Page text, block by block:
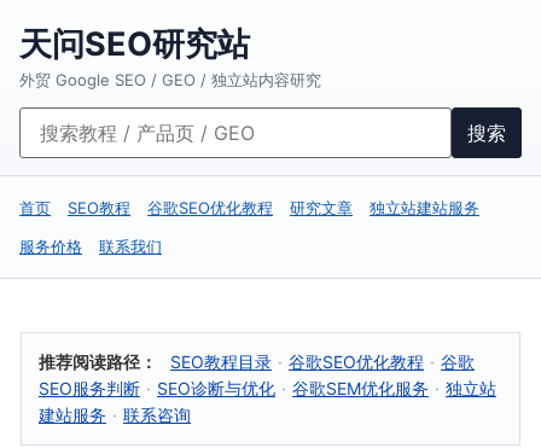
天问SEO研究站
外贸 Google SEO / GEO / 独立站内容研究
搜索
首页 SEO教程 谷歌SEO优化教程 研究文章
独立站建站服务
服务价格
联系我们
推荐阅读路径： SEO教程目录 · 谷歌SEO优化教程 · 谷歌
SEO服务判断 · SEO诊断与优化 · 谷歌SEM优化服务 · 独立站
建站服务 · 联系咨询